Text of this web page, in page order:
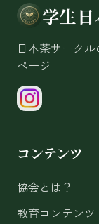
学生
日本茶サーク
ページ
コンテンツ
協会とは？
教育コンテンツ